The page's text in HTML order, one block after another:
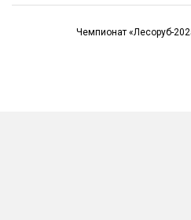
Чемпионат «Лесоруб-